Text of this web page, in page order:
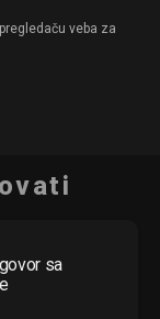
veba za
sa